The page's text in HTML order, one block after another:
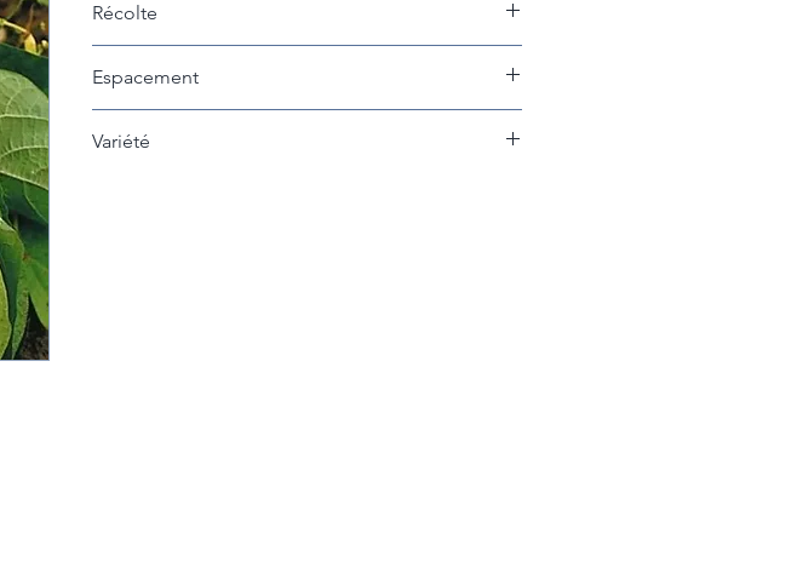
Récolte
remplissent la fève. Pour un goût plus délicat,
récoltez plus petit! Ne pas trop tarder, car si les
gousses grossissent trop, elles prennent une
Espacement
Variété